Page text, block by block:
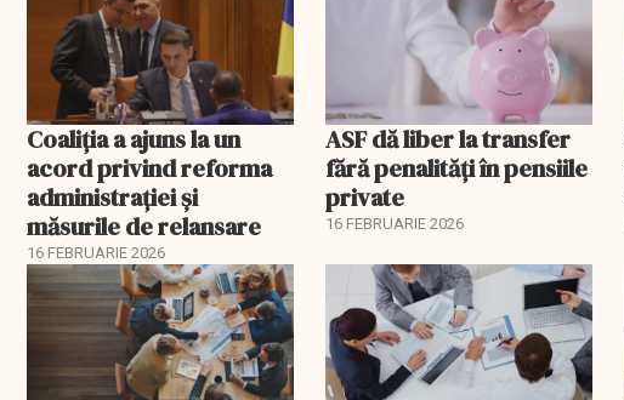
propagandei ruse
Coaliția a ajuns la un
acord privind reforma
administrației și
măsurile de relansare
16 FEBRUARIE 2026
ASF dă liber la transfer
fără penalități în pensiile
private
16 FEBRUARIE 2026